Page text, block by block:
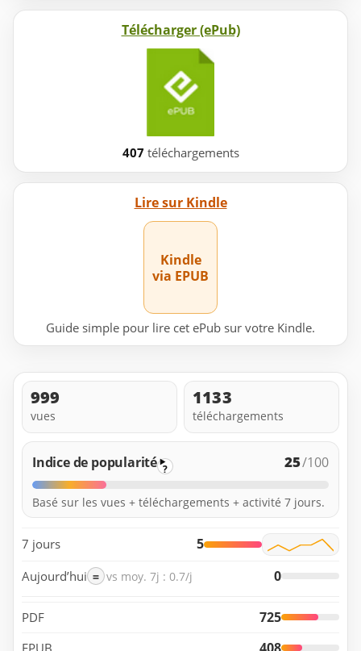
Télécharger (ePub)
407 téléchargements
Lire sur Kindle
Kindle
via EPUB
Guide simple pour lire cet ePub sur votre Kindle.
999
vues
1133
téléchargements
Indice de popularité ? 25/100
Basé sur les vues + téléchargements + activité 7 jours.
7 jours 5
Aujourd’hui = vs moy. 7j : 0.7/j 0
PDF 725
EPUB 408